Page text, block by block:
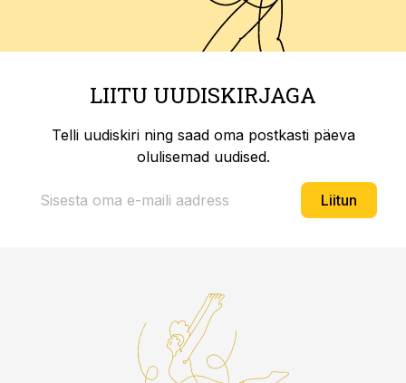
LIITU UUDISKIRJAGA
Telli uudiskiri ning saad oma postkasti päeva
olulisemad uudised.
Liitun